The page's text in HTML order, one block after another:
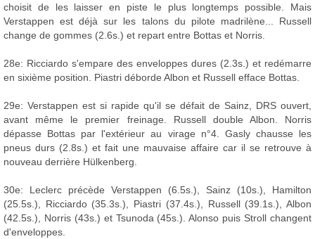
choisit de les laisser en piste le plus longtemps possible. Mais
Verstappen est déjà sur les talons du pilote madrilène... Russell
change de gommes (2.6s.) et repart entre Bottas et Norris.
28e: Ricciardo s'empare des enveloppes dures (2.3s.) et redémarre
en sixième position. Piastri déborde Albon et Russell efface Bottas.
29e: Verstappen est si rapide qu'il se défait de Sainz, DRS ouvert,
avant même le premier freinage. Russell double Albon. Norris
dépasse Bottas par l'extérieur au virage n°4. Gasly chausse les
pneus durs (2.8s.) et fait une mauvaise affaire car il se retrouve à
nouveau derrière Hülkenberg.
30e: Leclerc précède Verstappen (6.5s.), Sainz (10s.), Hamilton
(25.5s.), Ricciardo (35.3s.), Piastri (37.4s.), Russell (39.1s.), Albon
(42.5s.), Norris (43s.) et Tsunoda (45s.). Alonso puis Stroll changent
d'enveloppes.